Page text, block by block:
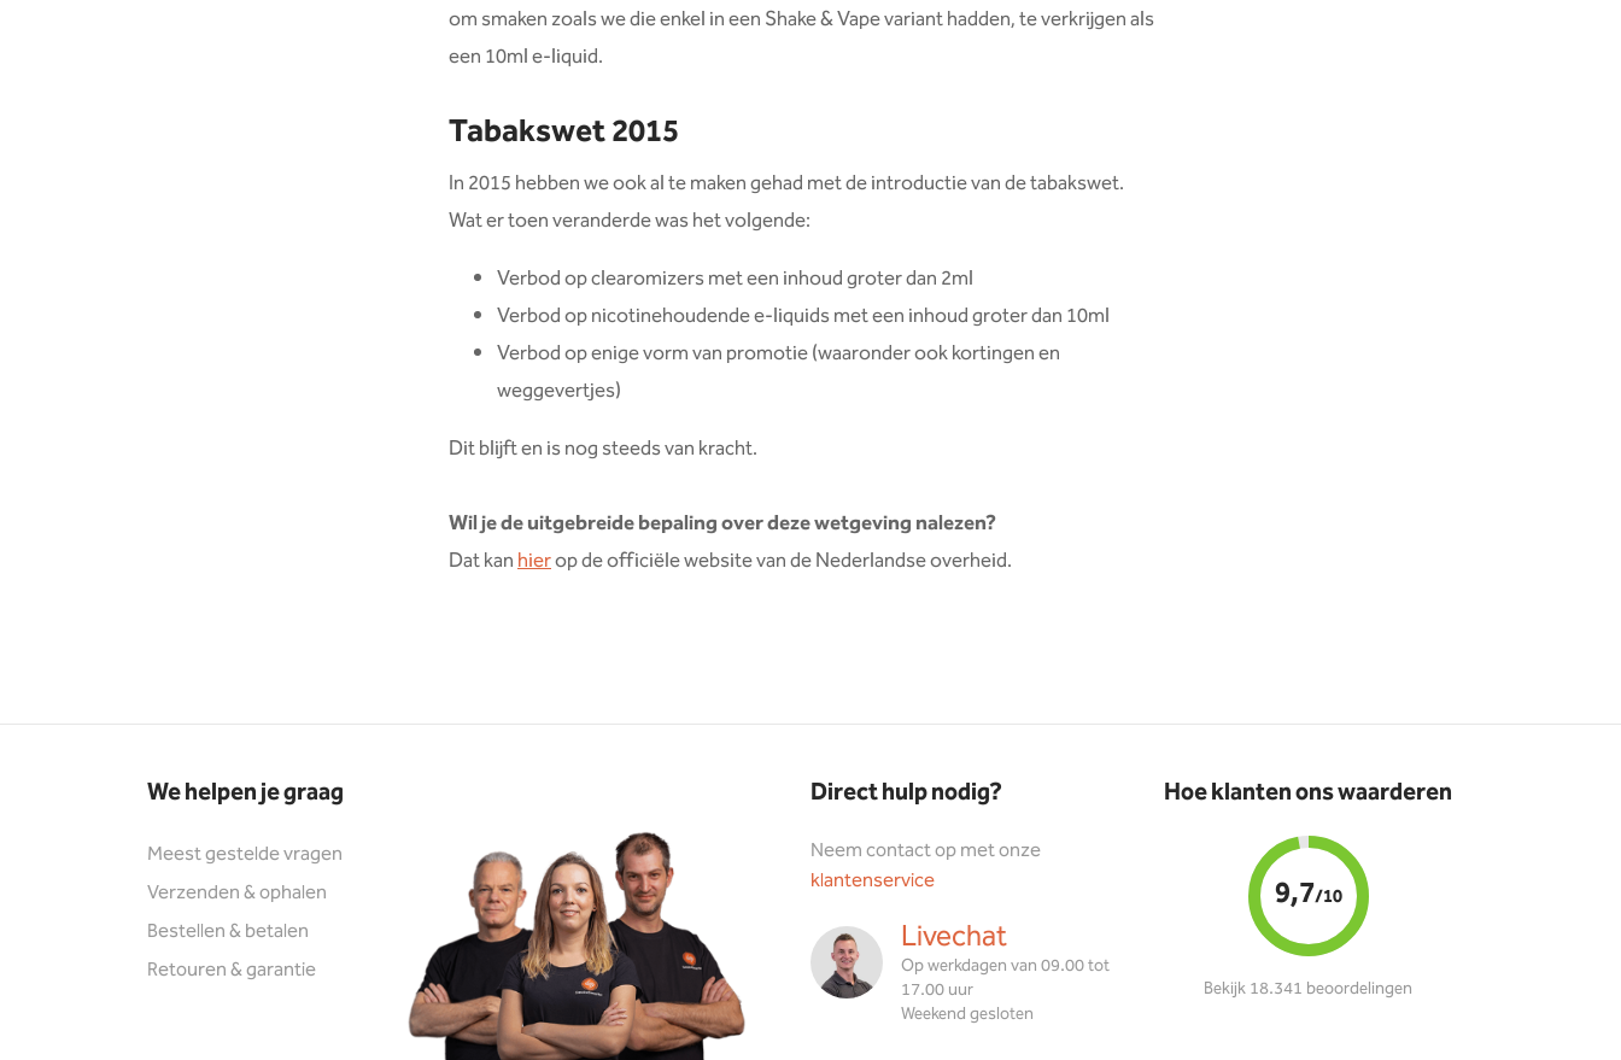
om smaken zoals we die enkel in een Shake & Vape variant hadden, te verkrijgen als
een 10ml e-liquid.
Tabakswet 2015
In 2015 hebben we ook al te maken gehad met de introductie van de tabakswet.
Wat er toen veranderde was het volgende:
Verbod op clearomizers met een inhoud groter dan 2ml
Verbod op nicotinehoudende e-liquids met een inhoud groter dan 10ml
Verbod op enige vorm van promotie (waaronder ook kortingen en
weggevertjes)
Dit blijft en is nog steeds van kracht.
Wil je de uitgebreide bepaling over deze wetgeving nalezen?
Dat kanhierop de officiële website van de Nederlandse overheid.
We helpen je graag
Meest gestelde vragen
Verzenden & ophalen
Bestellen & betalen
Retouren & garantie
Direct hulp nodig?
Neem contact op met onze
klantenservice
Livechat
Op werkdagen van 09.00 tot
17.00 uur
Weekend gesloten
Hoe klanten ons waarderen
9,7/10
Bekijk 18.341 beoordelingen